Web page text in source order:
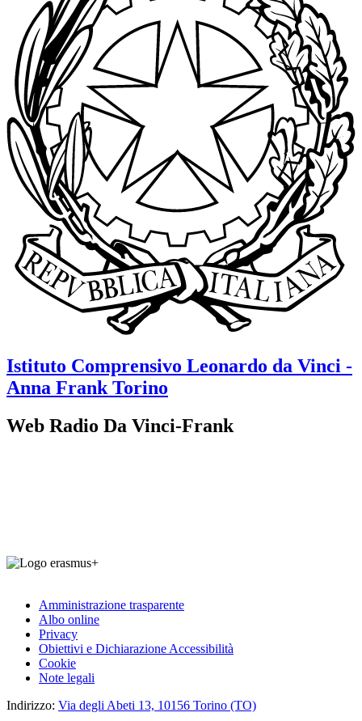
Istituto Comprensivo Leonardo da Vinci -
Anna Frank Torino
Web Radio Da Vinci-Frank
Amministrazione trasparente
Albo online
Privacy
Obiettivi e Dichiarazione Accessibilità
Cookie
Note legali
Indirizzo: Via degli Abeti 13, 10156 Torino (TO)